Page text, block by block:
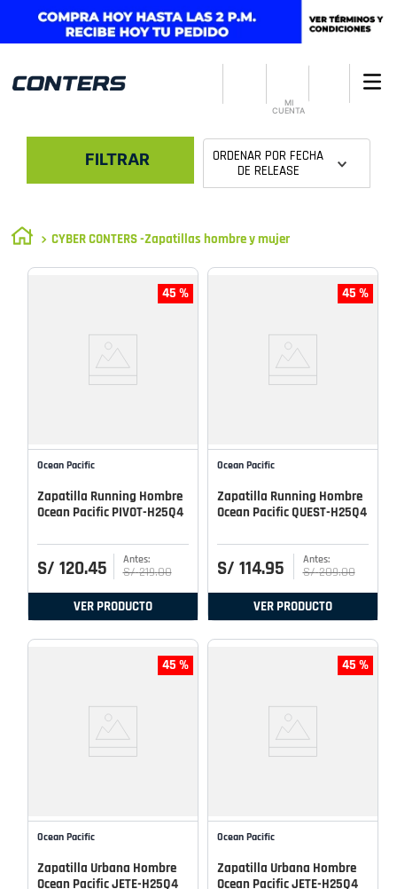
MI
CUENTA
FILTRAR ORDENAR POR FECHA
DE RELEASE
CYBER CONTERS -Zapatillas hombre y mujer
45 %
Ocean Pacific
Zapatilla Running Hombre
Ocean Pacific PIVOT-H25Q4
S/ 120.45 S/ 219.00
VER PRODUCTO
45 %
Ocean Pacific
Zapatilla Running Hombre
Ocean Pacific QUEST-H25Q4
S/ 114.95 S/ 209.00
VER PRODUCTO
45 %
Ocean Pacific
Zapatilla Urbana Hombre
Ocean Pacific JETE-H25Q4
45 %
Ocean Pacific
Zapatilla Urbana Hombre
Ocean Pacific JETE-H25Q4